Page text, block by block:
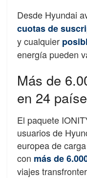
Desde Hyundai
cuotas de
y cualquier
energía pueden
Más de
en 24
El paquete
usuarios de
europea de
con más de
viajes